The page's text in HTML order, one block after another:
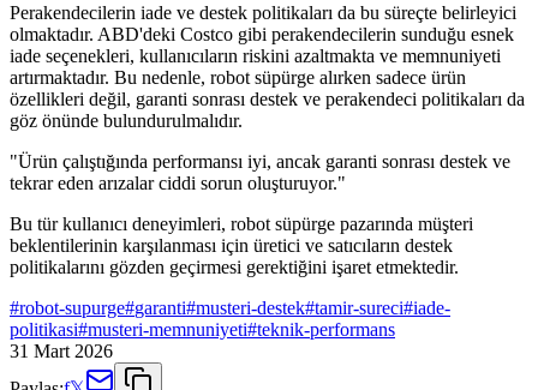
Perakendecilerin iade ve destek politikaları da bu süreçte belirleyici
olmaktadır. ABD'deki Costco gibi perakendecilerin sunduğu esnek
iade seçenekleri, kullanıcıların riskini azaltmakta ve memnuniyeti
artırmaktadır. Bu nedenle, robot süpürge alırken sadece ürün
özellikleri değil, garanti sonrası destek ve perakendeci politikaları da
göz önünde bulundurulmalıdır.
"Ürün çalıştığında performansı iyi, ancak garanti sonrası destek ve
tekrar eden arızalar ciddi sorun oluşturuyor."
Bu tür kullanıcı deneyimleri, robot süpürge pazarında müşteri
beklentilerinin karşılanması için üretici ve satıcıların destek
politikalarını gözden geçirmesi gerektiğini işaret etmektedir.
#robot-supurge#garanti#musteri-destek#tamir-sureci#iade-
politikasi#musteri-memnuniyeti#teknik-performans
31 Mart 2026